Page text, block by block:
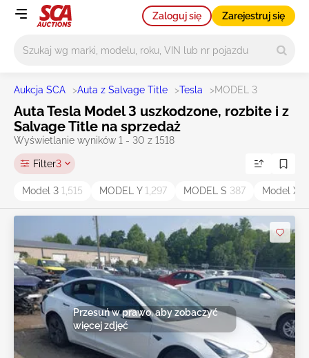
Zaloguj się Zarejestruj się
Aukcja SCA >Auta z Salvage Title >Tesla >MODEL 3
Auta Tesla Model 3 uszkodzone, rozbite i z
Salvage Title na sprzedaż
Wyświetlanie wyników 1 - 30 z 1518
Filter3
Model 3 1,515 MODEL Y 1,297 MODEL S 387 Model X
Przesuń w prawo, aby zobaczyć
więcej zdjęć